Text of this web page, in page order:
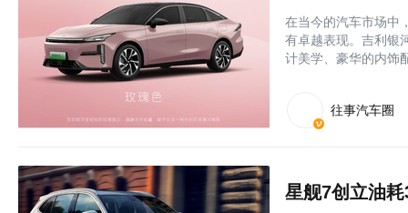
在当今的汽车市场中
有卓越表现。吉利银
计美学、豪华的内饰
往事汽车圈
星舰7创立油